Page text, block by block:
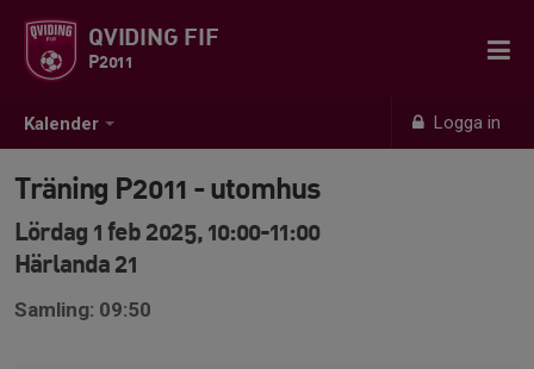
Kalender Logga in
QVIDING FIF
P2011
Träning P2011 - utomhus
Lördag 1 feb 2025, 10:00-11:00
Härlanda 21
Samling: 09:50